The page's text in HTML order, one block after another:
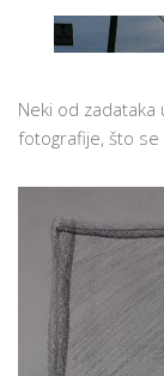
Neki od
fotografije, što